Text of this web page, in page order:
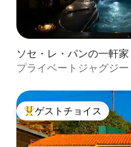
ソセ・レ・パンの一軒家
プライベートジャグジ
大好評のゲストチョイス
ゲストチョイス